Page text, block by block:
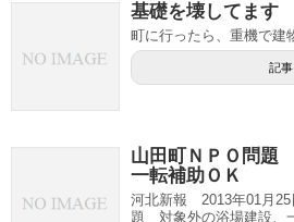
基礎を壊してます
町に行ったら、重機で建
記
山田町ＮＰＯ問題
一転補助ＯＫ
河北新報 2013年01月25
題 対象外の浴場建設、